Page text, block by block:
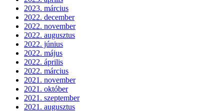
2023. március
2022. december
2022. november
2022. augusztus
2022. június
2022. május
2022. április
2022. március
2021. november
2021. október
2021. szeptember
2021. augusztus